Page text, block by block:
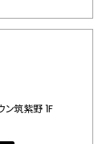
筑紫野 1F